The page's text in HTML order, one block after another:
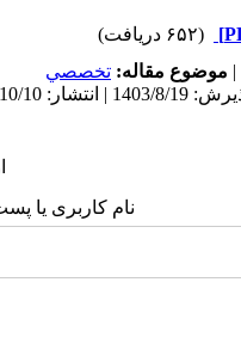
(۶۵۲ دریافت)
| موضوع مقاله: تخصصي
نام کاربری یا